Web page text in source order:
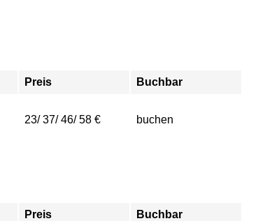
Preis Buchbar
23/ 37/ 46/ 58 € buchen
Preis Buchbar